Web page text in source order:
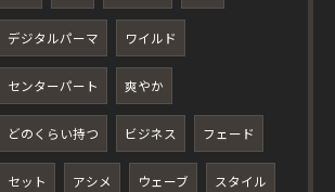
デジタルパーマ ワイルド
センターパート 爽やか
どのくらい持つ ビジネス フェード
セット アシメ ウェーブ スタイル